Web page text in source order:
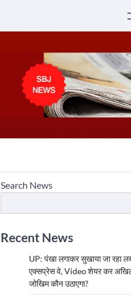
Search News
Recent News
UP: पंखा लगाकर सुखाया जा रहा
एक्सप्रेस वे, Video शेयर कर
जोखिम कौन उठाएगा?